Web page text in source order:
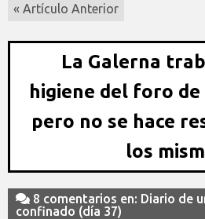
« Artículo Anterior
La Galerna
higiene del foro
pero no se hace
los
8 comentarios en: Diario de
confinado (día 37)